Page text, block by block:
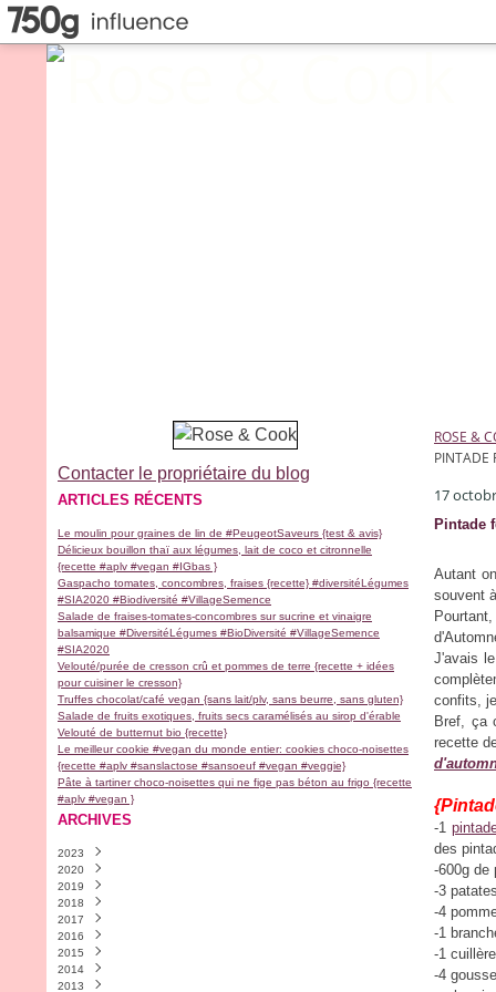
Contacter le propriétaire du blog
ARTICLES RÉCENTS
Le moulin pour graines de lin de #PeugeotSaveurs {test & avis}
Délicieux bouillon thaï aux légumes, lait de coco et citronnelle
{recette #aplv #vegan #IGbas }
Gaspacho tomates, concombres, fraises {recette} #diversitéLégumes
#SIA2020 #Biodiversité #VillageSemence
Salade de fraises-tomates-concombres sur sucrine et vinaigre
balsamique #DiversitéLégumes #BioDiversité #VillageSemence
#SIA2020
Velouté/purée de cresson crû et pommes de terre {recette + idées
pour cuisiner le cresson}
Truffes chocolat/café vegan {sans lait/plv, sans beurre, sans gluten}
Salade de fruits exotiques, fruits secs caramélisés au sirop d'érable
Velouté de butternut bio {recette}
Le meilleur cookie #vegan du monde entier: cookies choco-noisettes
{recette #aplv #sanslactose #sansoeuf #vegan #veggie}
Pâte à tartiner choco-noisettes qui ne fige pas béton au frigo {recette
#aplv #vegan }
ARCHIVES
2023
Novembre
2020
Avril
Février
Janvier
2019
Décembre
Novembre
Septembre
Août
Juillet
Mai(1)
2018
Décembre
Septembre
Juillet
Juin
Mars
2017
Décembre
Novembre
Octobre
Septembre
2016
Décembre
Novembre
Octobre
2015
Décembre
Novembre
2014
Décembre
2013
ROSE &
PINTADE
17
Pintade
Autant
souvent
J'avais
confits,
Bref, ça
recette
-1
des
-600g de
-3
-4
-1
-1
-4